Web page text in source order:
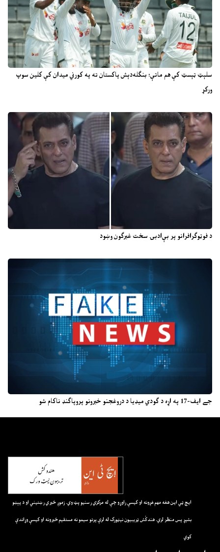
سلېټ ټېسټ کې هم ماتې؛ بنګله‌دېش پاکستان ته په کورني میدان کې کلین سوپ
ورکړ
د فوټوګرافرانو پر بې‌ادبۍ سخت غبرګون وښود
جے ایف-17 په اړه د ګودي میډیا د دروغجنو خبرونو پروپاګنډ ناکام شو
ايچ ټي اين هغه مهم غږونه او کيسې راوړو چې له مرکزي رسنيو پټ وي. زموږ خبري رښتيني او د پېښو
بشپړ پس منظر لري. هندکُش ټريبيون نيټورک له لرې پرتو سيمو نه مستقيم خبرونه او کيسې وړاندې
کوي